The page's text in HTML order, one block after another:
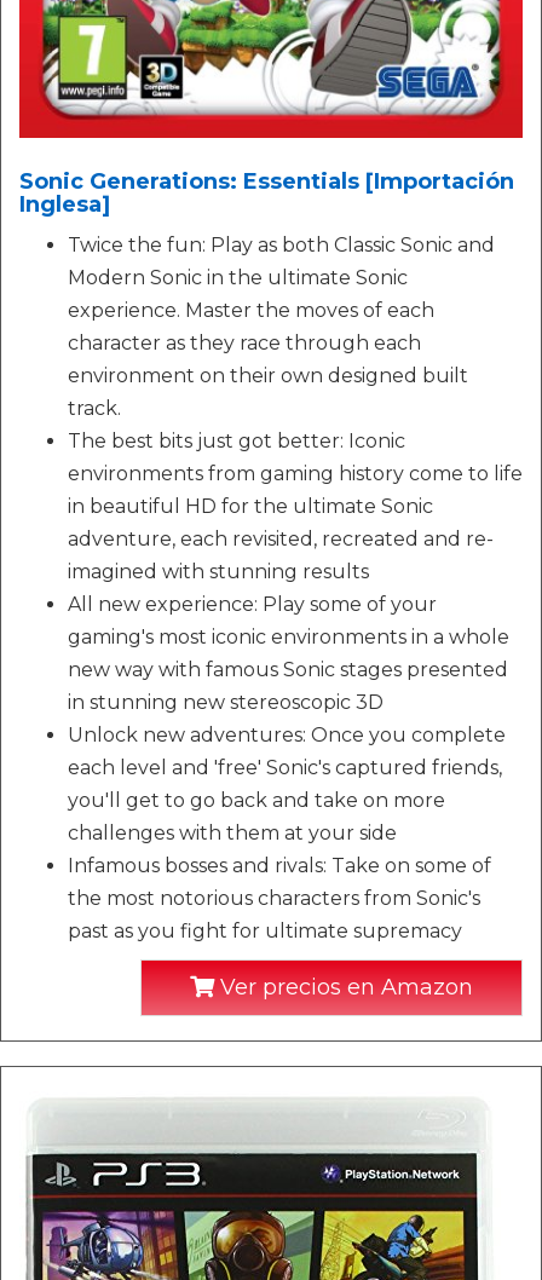
Sonic Generations: Essentials [Importación
Inglesa]
Twice the fun: Play as both Classic Sonic and
Modern Sonic in the ultimate Sonic
experience. Master the moves of each
character as they race through each
environment on their own designed built
track.
The best bits just got better: Iconic
environments from gaming history come to life
in beautiful HD for the ultimate Sonic
adventure, each revisited, recreated and re-
imagined with stunning results
All new experience: Play some of your
gaming's most iconic environments in a whole
new way with famous Sonic stages presented
in stunning new stereoscopic 3D
Unlock new adventures: Once you complete
each level and 'free' Sonic's captured friends,
you'll get to go back and take on more
challenges with them at your side
Infamous bosses and rivals: Take on some of
the most notorious characters from Sonic's
past as you fight for ultimate supremacy
Ver precios en Amazon